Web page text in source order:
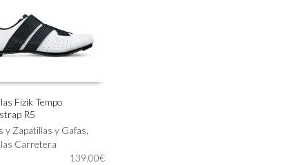
Fizik Tempo
R5
y Zapatillas y Gafas
Carretera
139.00€